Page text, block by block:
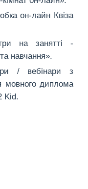
он-лайн Квіза
на занятті -
навчання».
/ вебінари з
мовного диплома
Kid.